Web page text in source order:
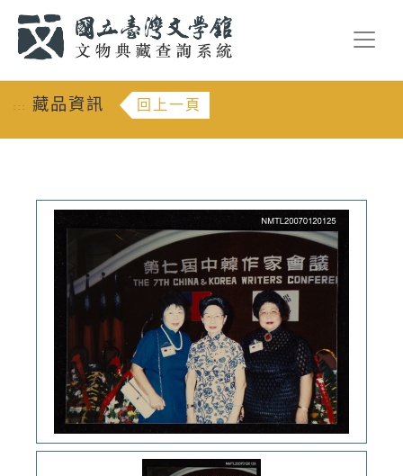
::: 藏品資訊 回上一頁